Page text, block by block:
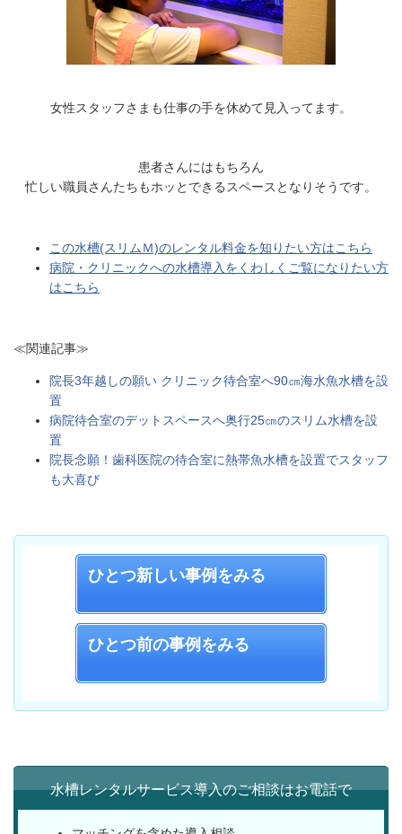
女性スタッフさまも仕事の手を休めて見入ってます。
患者さんにはもちろん
忙しい職員さんたちもホッとできるスペースとなりそうです。
この水槽(スリムＭ)のレンタル料金を知りたい方はこちら
病院・クリニックへの水槽導入をくわしくご覧になりたい方
はこちら
≪関連記事≫
院長3年越しの願い クリニック待合室へ90㎝海水魚水槽を設
置
病院待合室のデットスペースへ奥行25㎝のスリム水槽を設
置
院長念願！歯科医院の待合室に熱帯魚水槽を設置でスタッフ
も大喜び
ひとつ新しい事例をみる
ひとつ前の事例をみる
水槽レンタルサービス導入のご相談はお電話で